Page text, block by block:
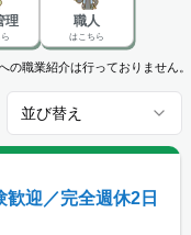
理 職人
はこちら
職業紹介は行っておりません。
並び替え
歓迎／完全週休2日